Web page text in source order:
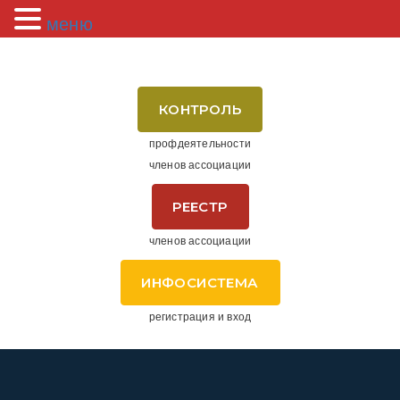
КОНТРОЛЬ
профдеятельности
членов ассоциации
РЕЕСТР
членов ассоциации
ИНФОСИСТЕМА
регистрация и вход
меню